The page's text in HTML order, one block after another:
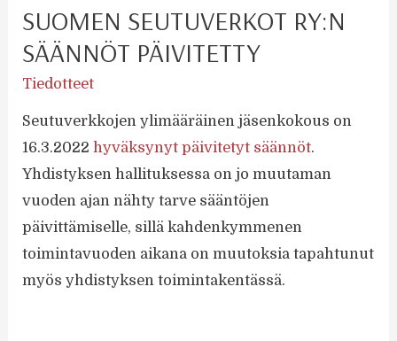
SUOMEN SEUTUVERKOT RY:N
SÄÄNNÖT PÄIVITETTY
Tiedotteet
Seutuverkkojen ylimääräinen jäsenkokous on
16.3.2022hyväksynyt päivitetyt säännöt.
Yhdistyksen hallituksessa on jo muutaman
vuoden ajan nähty tarve sääntöjen
päivittämiselle, sillä kahdenkymmenen
toimintavuoden aikana on muutoksia tapahtunut
myös yhdistyksen toimintakentässä.